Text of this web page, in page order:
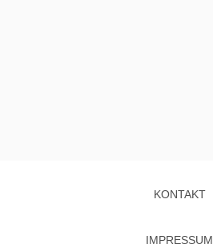
KONTAKT
IMPRESSUM